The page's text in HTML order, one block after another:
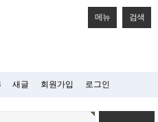
메뉴 검색
새글 회원가입 로그인